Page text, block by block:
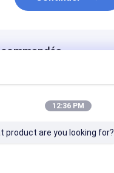
12:36 PM
product are you looking for?